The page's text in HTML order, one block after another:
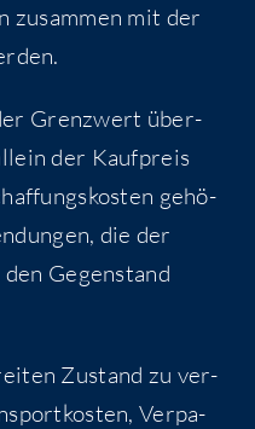
zusam­men mit der
Grenz­wert über­
der Kauf­preis
gehö­
die der
Gegenstand
Zustand zu ver­
Ver­pa­